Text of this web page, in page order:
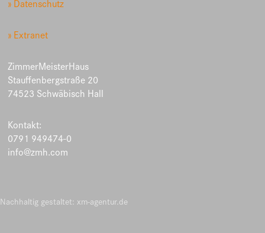
» Datenschutz
» Extranet
ZimmerMeisterHaus
Stauffenbergstraße 20
74523 Schwäbisch Hall
Kontakt:
0791 949474-0
info@zmh.com
Nachhaltig gestaltet: xm-agentur.de